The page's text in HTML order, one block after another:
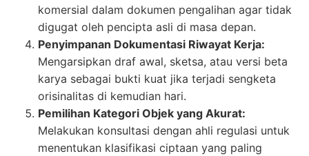
komersial dalam dokumen pengalihan agar tidak
digugat oleh pencipta asli di masa depan.
Penyimpanan Dokumentasi Riwayat Kerja:
Mengarsipkan draf awal, sketsa, atau versi beta
karya sebagai bukti kuat jika terjadi sengketa
orisinalitas di kemudian hari.
Pemilihan Kategori Objek yang Akurat:
Melakukan konsultasi dengan ahli regulasi untuk
menentukan klasifikasi ciptaan yang paling